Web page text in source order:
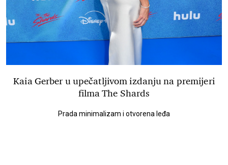
Kaia Gerber u upečatljivom izdanju na premijeri
filma The Shards
Prada minimalizam i otvorena leđa